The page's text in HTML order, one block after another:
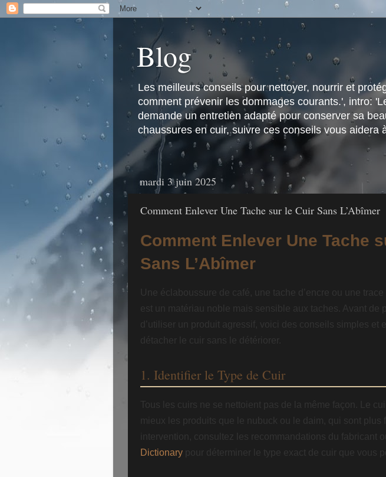
Blog
Les meilleurs conseils pour nettoyer, nourrir et
comment prévenir les dommages courants.', intro:
demande un entretien adapté pour conserver sa
chaussures en cuir, suivre ces conseils vous
mardi 3 juin 2025
Comment Enlever Une Tache sur le Cuir Sans L’Abîmer
Comment Enlever Une Tache
Sans L’Abîmer
Une éclaboussure de café, une tache d’encre ou une trace
est un matériau noble mais sensible aux taches. Avant de
d’utiliser un produit agressif, voici des conseils simples et
détacher le cuir sans le détériorer.
1. Identifier le Type de Cuir
Tous les cuirs ne se nettoient pas de la même façon. Le
mieux les produits que le nubuck ou le daim, qui sont plus
intervention, consultez les recommandations du fabricant
Dictionary pour déterminer le type exact de cuir que vous